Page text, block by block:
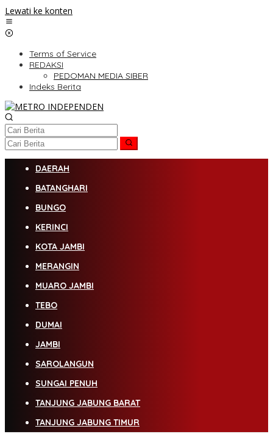
Lewati ke konten
Terms of Service
REDAKSI
PEDOMAN MEDIA SIBER
Indeks Berita
DAERAH
BATANGHARI
BUNGO
KERINCI
KOTA JAMBI
MERANGIN
MUARO JAMBI
TEBO
DUMAI
JAMBI
SAROLANGUN
SUNGAI PENUH
TANJUNG JABUNG BARAT
TANJUNG JABUNG TIMUR